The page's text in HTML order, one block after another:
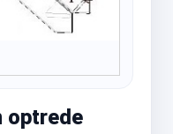
optrede